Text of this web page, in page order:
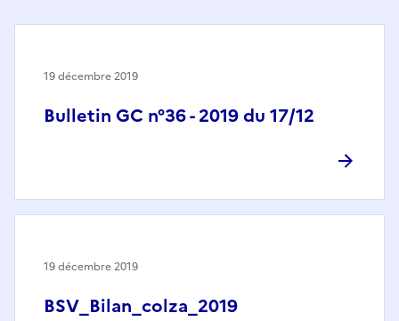
Bulletin GC n°36 - 2019 du 17/12
19 décembre 2019
BSV_Bilan_colza_2019
19 décembre 2019